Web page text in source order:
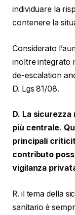
individuare la
contenere la
Considerato
inoltre integrato
de-escalation
D. Lgs 81/08.
D. La sicurezza
più centrale.
principali
contributo
vigilanza
R. il tema della
sanitario è